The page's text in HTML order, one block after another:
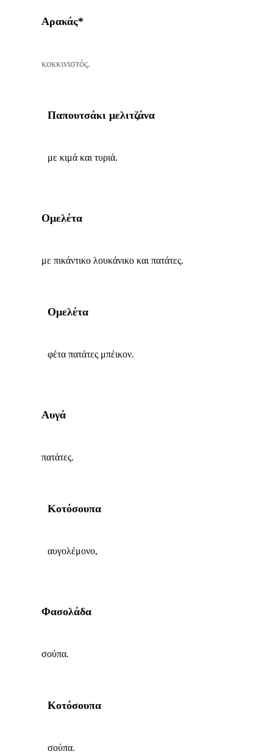
Αρακάς*
κοκκινιστός.
Παπουτσάκι μελιτζάνα
με κιμά και τυριά.
Ομελέτα
με πικάντικο λουκάνικο και πατάτες.
Ομελέτα
φέτα πατάτες μπέικον.
Αυγά
πατάτες.
Κοτόσουπα
αυγολέμονο,
Φασολάδα
σούπα.
Κοτόσουπα
σούπα.